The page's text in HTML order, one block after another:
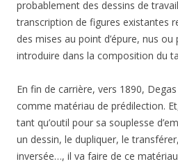
probablement des dessins de
transcription de figures existantes
des mises au point d’épure, nus
introduire dans la composition du
En fin de carrière, vers 1890,
comme matériau de prédilection.
tant qu’outil pour sa souplesse
un dessin, le dupliquer, le
inversée…, il va faire de ce